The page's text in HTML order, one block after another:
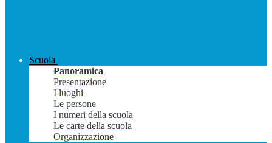
Scuola
Panoramica
Presentazione
I luoghi
Le persone
I numeri della scuola
Le carte della scuola
Organizzazione